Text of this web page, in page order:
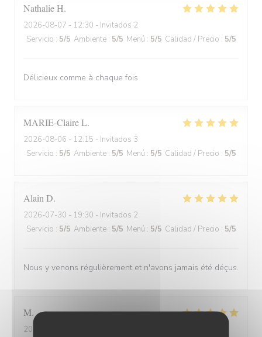
NathalieH
2026-08-07 - 12:30 - Invitados 2
Servicio : 5/5 Ambiente : 5/5 Menú : 5/5 Calidad / Precio : 5/5
Délicieux comme à chaque fois
MARIE-ClaireL
2026-08-06 - 12:15 - Invitados 3
Servicio : 5/5 Ambiente : 5/5 Menú : 5/5 Calidad / Precio : 5/5
Alain D
2026-07-30 - 19:30 - Invitados 2
Servicio : 5/5 Ambiente : 5/5 Menú : 5/5 Calidad / Precio : 5/5
Nous y venons régulièrement et n'avons jamais été déçus.
M
2026-08-02